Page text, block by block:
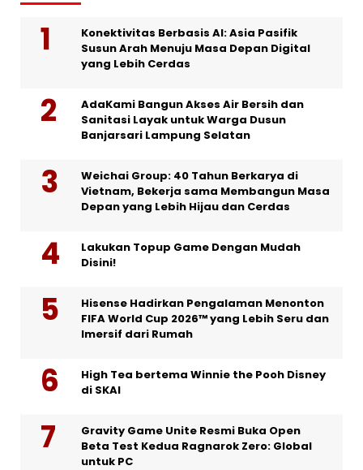
Konektivitas Berbasis AI: Asia Pasifik
Susun Arah Menuju Masa Depan Digital
yang Lebih Cerdas
AdaKami Bangun Akses Air Bersih dan
Sanitasi Layak untuk Warga Dusun
Banjarsari Lampung Selatan
Weichai Group: 40 Tahun Berkarya di
Vietnam, Bekerja sama Membangun Masa
Depan yang Lebih Hijau dan Cerdas
Lakukan Topup Game Dengan Mudah
Disini!
Hisense Hadirkan Pengalaman Menonton
FIFA World Cup 2026™ yang Lebih Seru dan
Imersif dari Rumah
High Tea bertema Winnie the Pooh Disney
di SKAI
Gravity Game Unite Resmi Buka Open
Beta Test Kedua Ragnarok Zero: Global
untuk PC